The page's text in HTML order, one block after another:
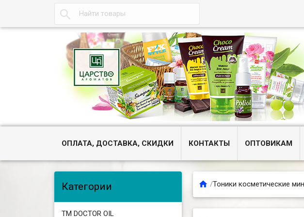

ОПЛАТА, ДОСТАВКА, СКИДКИ КОНТАКТЫ ОПТОВИКАМ
Категории
ТМ DOCTOR OIL
 /Тоники косметические